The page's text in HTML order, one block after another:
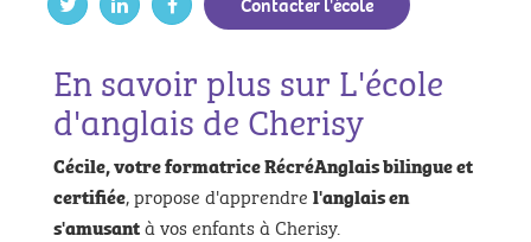
En savoir plus sur L'école
d'anglais de Cherisy
Cécile, votre formatrice RécréAnglais bilingue et
certifiée, propose d'apprendre l'anglais en
s'amusantà vos enfants à Cherisy.